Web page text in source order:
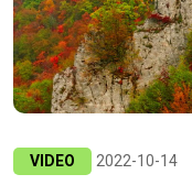
VIDEO 2022-10-14